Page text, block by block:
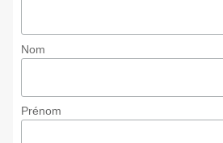
Nom
Prénom